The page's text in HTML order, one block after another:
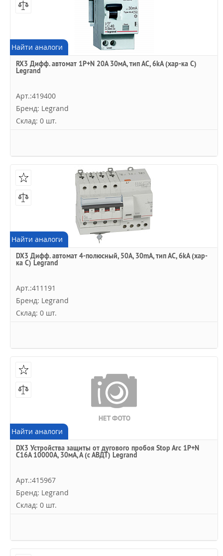
Найти аналоги
RX3 Дифф. автомат 1P+N 20А 30мА, тип АC, 6kA (хар-ка C)
Legrand
Арт.:419400
Бренд: Legrand
Склад: 0 шт.
Найти аналоги
DX3 Дифф. автомат 4-полюсный, 50A, 30mA, тип АC, 6kA (хар-
ка C) Legrand
Арт.:411191
Бренд: Legrand
Склад: 0 шт.
Найти аналоги
DX3 Устройства защиты от дугового пробоя Stop Arc 1P+N
C16A 10000А, 30мА, А (с АВДТ) Legrand
Арт.:415967
Бренд: Legrand
Склад: 0 шт.